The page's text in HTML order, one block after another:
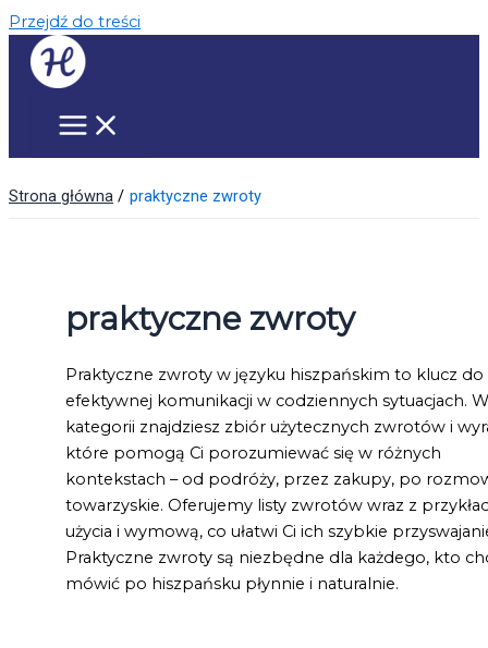
Przejdź do treści
Strona główna praktyczne zwroty
praktyczne zwroty
Praktyczne zwroty w języku hiszpańskim to klucz do
efektywnej komunikacji w codziennych sytuacjach.
kategorii znajdziesz zbiór użytecznych zwrotów i
które pomogą Ci porozumiewać się w różnych
kontekstach – od podróży, przez zakupy, po
towarzyskie. Oferujemy listy zwrotów wraz z
użycia i wymową, co ułatwi Ci ich szybkie
Praktyczne zwroty są niezbędne dla każdego, kto
mówić po hiszpańsku płynnie i naturalnie.